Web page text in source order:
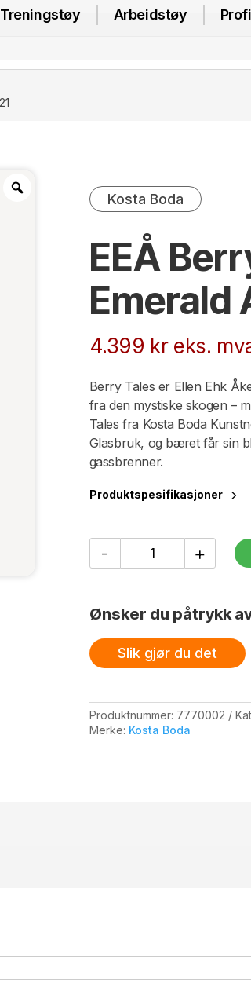
Treningstøy Arbeidstøy
Kosta Boda
EEÅ
Emerald
4.399 kr eks.
Berry Tales er Ellen Ehk
fra den mystiske skogen –
Tales fra Kosta Boda
Glasbruk, og bæret får sin
gassbrenner.
Produktspesifikasjoner
-
Berry
21
+
Ønsker du påtrykk
Slik gjør du det
Produktnummer: 7770002
Merke: Kosta Boda